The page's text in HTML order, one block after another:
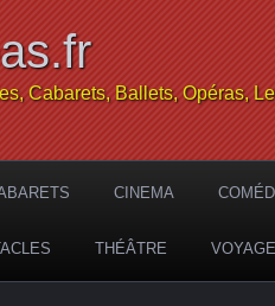
Cabarets, Ballets, Opéras,
CINEMA
THÉÂTRE